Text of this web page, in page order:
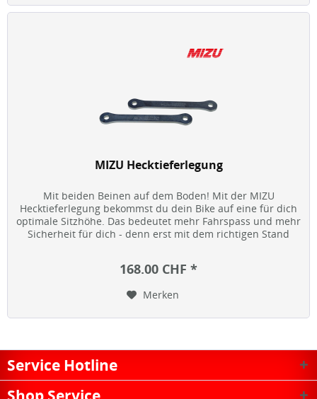
MIZU Hecktieferlegung
Mit beiden Beinen auf dem Boden! Mit der MIZU
Hecktieferlegung bekommst du dein Bike auf eine für dich
optimale Sitzhöhe. Das bedeutet mehr Fahrspass und mehr
Sicherheit für dich - denn erst mit dem richtigen Stand
168.00 CHF *
Merken
Service Hotline